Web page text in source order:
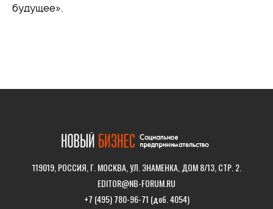
будущее».
119019, РОССИЯ, Г. МОСКВА, УЛ. ЗНАМЕНКА, ДОМ 8/13, СТР. 2.
EDITOR@NB-FORUM.RU
+7 (495) 780-96-71 (доб. 4054)